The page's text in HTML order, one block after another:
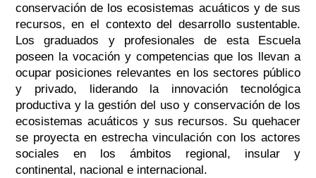
conservación de los ecosistemas acuáticos y de sus
recursos, en el contexto del desarrollo sustentable.
Los graduados y profesionales de esta Escuela
poseen la vocación y competencias que los llevan a
ocupar posiciones relevantes en los sectores público
y privado, liderando la innovación tecnológica
productiva y la gestión del uso y conservación de los
ecosistemas acuáticos y sus recursos. Su quehacer
se proyecta en estrecha vinculación con los actores
sociales en los ámbitos regional, insular y
continental, nacional e internacional.